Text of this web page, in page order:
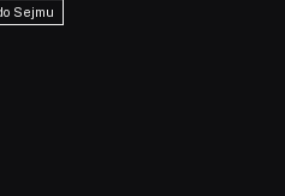
Sejmu